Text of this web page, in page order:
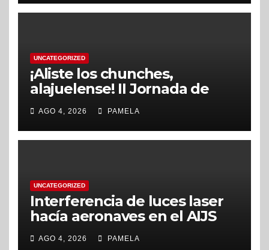
durante agosto
UNCATEGORIZED
¡Aliste los chunches,
alajuelense! II Jornada de
Tradicionales se realizará en
setiembre
AGO 4, 2026 PAMELA
UNCATEGORIZED
Interferencia de luces laser
hacía aeronaves en el AIJS
AGO 4, 2026 PAMELA